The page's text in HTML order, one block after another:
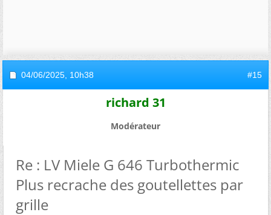
04/06/2025, 10h38 #15
richard 31
Modérateur
Re : LV Miele G 646 Turbothermic
Plus recrache des goutellettes par
grille